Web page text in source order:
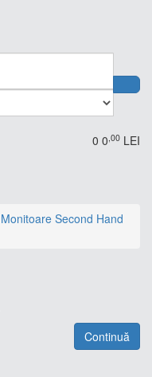
0 0,00 LEI
Monitoare Second Hand
Continuă